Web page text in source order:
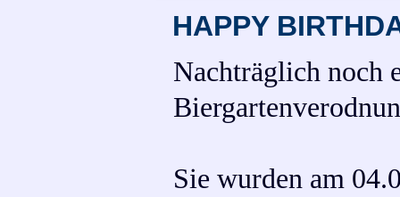
HAPPY
Nachträglich noch
Sie wurden am